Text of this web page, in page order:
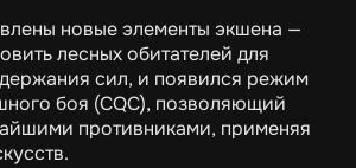
новые элементы экшена —
лесных обитателей для
сил, и появился режим
боя (CQC), позволяющий
противниками, применяя